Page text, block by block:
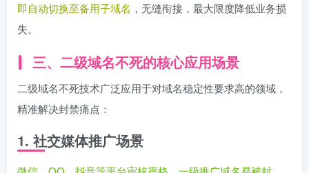
即自动切换至备用子域名 ，无缝衔接，最大限度降低业务损
失。
三、二级域名不死的核心应用场景
二级域名不死技术广泛应用于对域名稳定性要求高的领域，
精准解决封禁痛点：
1. 社交媒体推广场景